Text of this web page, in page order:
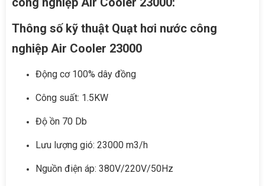
Thông số kỹ thuật Quạt hơi nước công
nghiệp Air Cooler 23000
Động cơ 100% dây đồng
Công suất: 1.5KW
Độ ồn 70 Db
Lưu lượng gió: 23000 m3/h
Nguồn điện áp: 380V/220V/50Hz